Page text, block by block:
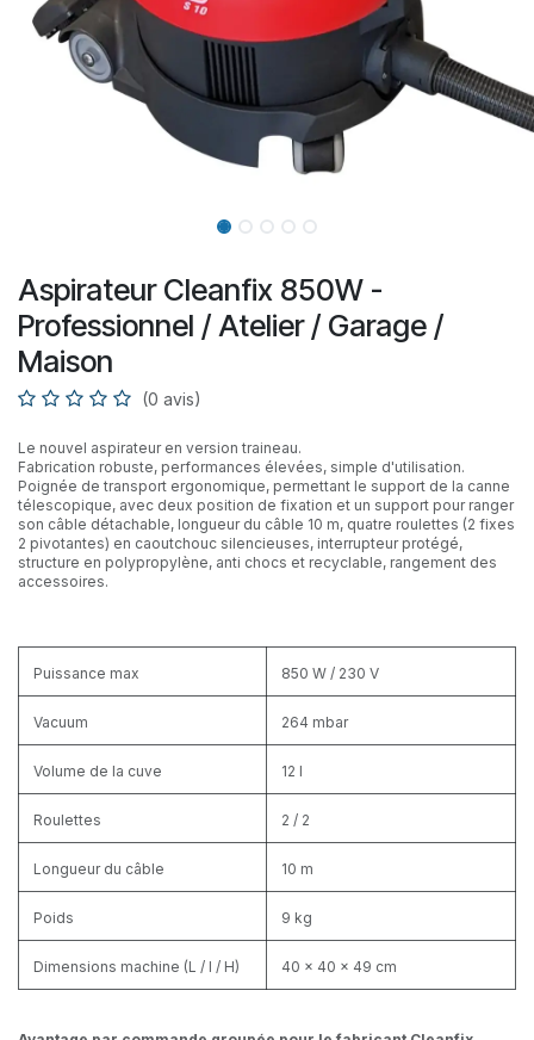
Aspirateur Cleanfix 850W -
Professionnel / Atelier / Garage /
Maison
(0 avis)
Le nouvel aspirateur en version traineau.
Fabrication robuste, performances élevées, simple d'utilisation.
Poignée de transport ergonomique, permettant le support de la canne
télescopique, avec deux position de fixation et un support pour ranger
son câble détachable, longueur du câble 10 m, quatre roulettes (2 fixes
2 pivotantes) en caoutchouc silencieuses, interrupteur protégé,
structure en polypropylène, anti chocs et recyclable, rangement des
accessoires.
Puissance max 850 W / 230 V
Vacuum 264 mbar
Volume de la cuve 12 l
Roulettes 2 / 2
Longueur du câble 10 m
Poids 9 kg
Dimensions machine (L / I / H) 40 x 40 x 49 cm